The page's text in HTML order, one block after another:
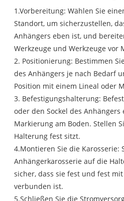
1.Vorbereitung: Wählen Sie
Standort, um sicherzustellen,
Anhängers eben ist, und
Werkzeuge und Werkzeuge vor
2. Positionierung: Bestimmen
des Anhängers je nach Bedarf
Position mit einem Lineal oder
3. Befestigungshalterung:
oder den Sockel des
Markierung am Boden. Stellen
Halterung fest sitzt.
4.Montieren Sie die Karosserie:
Anhängerkarosserie auf die
sicher, dass sie fest und fest
verbunden ist.
5.Schließen Sie die